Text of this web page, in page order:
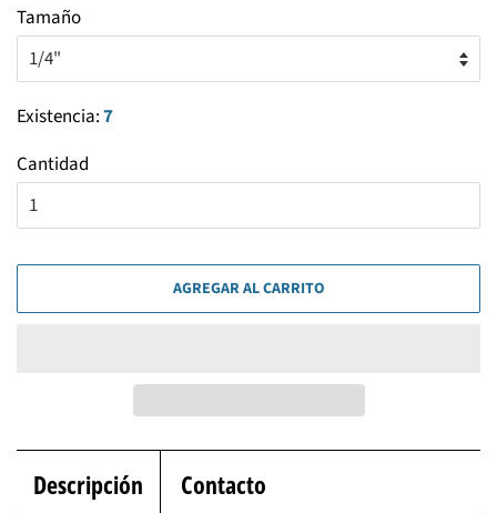
Tamaño
Existencia:7
Cantidad
AGREGAR AL CARRITO
Descripción Contacto